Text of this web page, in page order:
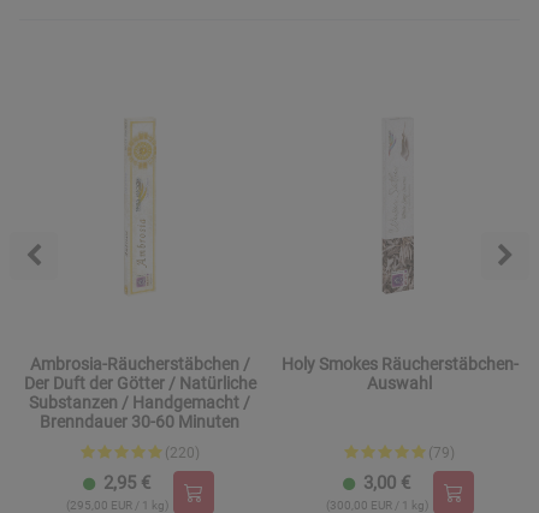
Ambrosia-Räucherstäbchen /
Der Duft der Götter / Natürliche
Substanzen / Handgemacht /
Brenndauer 30-60 Minuten
(220)
2,95 €
(295,00 EUR / 1 kg)
Holy Smokes Räucherstäbchen-
Auswahl
(79)
3,00 €
(300,00 EUR / 1 kg)